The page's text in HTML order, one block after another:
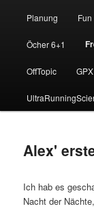
Planung Fun
Öcher 6+1
OffTopic GPX
Alex'
Ich hab es
Nacht der